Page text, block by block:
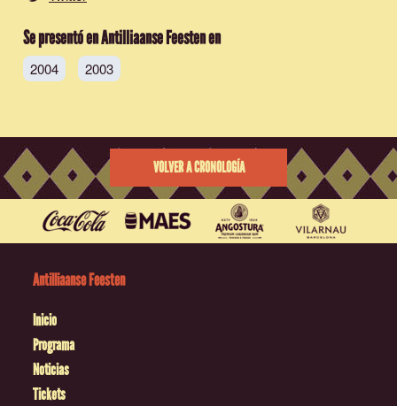
Se presentó en Antilliaanse Feesten en
2004 2003
VOLVER A CRONOLOGÍA
Antilliaanse Feesten
Inicio
Programa
Noticias
Tickets